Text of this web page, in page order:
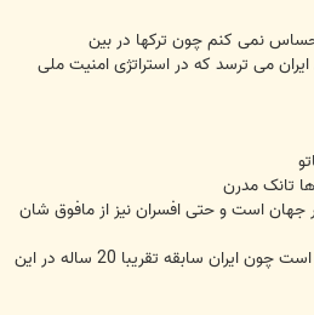
نمی کنم چون ترکها در بین
می ترسد که در استراتژی امنیت ملی
جهان است و حتی افسران نیز از مافوق شان
از نظر صنایع نظامی از ایران عقب است چون ایران سابقه تقریبا 20 ساله در این